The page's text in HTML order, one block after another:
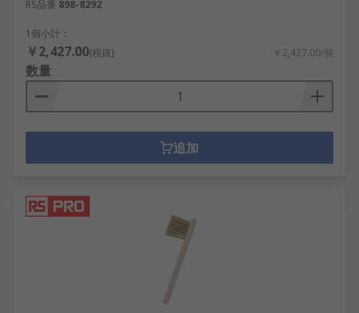
RS品番 898-8292
1個小計：
￥2,427.00(税抜) ￥2,427.00/個
数量
追加